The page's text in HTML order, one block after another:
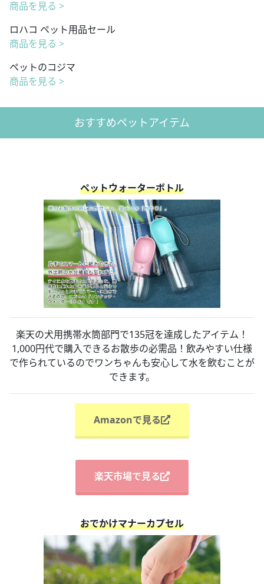
商品を見る >
ロハコ ペット用品セール
商品を見る >
ペットのコジマ
商品を見る >
おすすめペットアイテム
ペットウォーターボトル
楽天の犬用携帯水筒部門で135冠を達成したアイテム！
1,000円代で購入できるお散歩の必需品！飲みやすい仕様
で作られているのでワンちゃんも安心して水を飲むことが
できます。
Amazonで見る
楽天市場で見る
おでかけマナーカプセル